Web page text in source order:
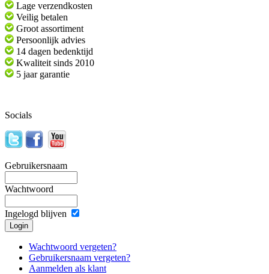
Lage verzendkosten
Veilig betalen
Groot assortiment
Persoonlijk advies
14 dagen bedenktijd
Kwaliteit sinds 2010
5 jaar garantie
Socials
Gebruikersnaam
Wachtwoord
Ingelogd blijven
Wachtwoord vergeten?
Gebruikersnaam vergeten?
Aanmelden als klant